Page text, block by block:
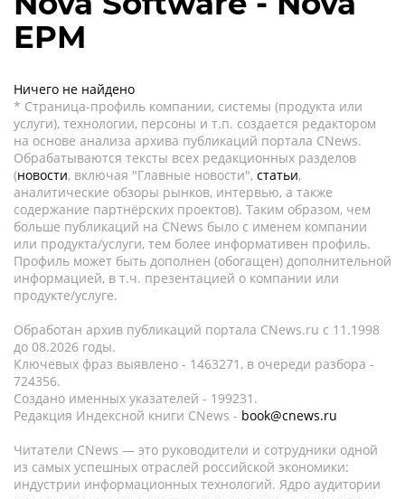
EPM
Ничего не найдено
* Страница-профиль компании, системы (продукта или
услуги), технологии, персоны и т.п. создается редактором
на основе анализа архива публикаций портала CNews.
Обрабатываются тексты всех редакционных разделов
(новости, включая "Главные новости", статьи,
аналитические обзоры рынков, интервью, а также
содержание партнёрских проектов). Таким образом, чем
больше публикаций на CNews было с именем компании
или продукта/услуги, тем более информативен профиль.
Профиль может быть дополнен (обогащен) дополнительной
информацией, в т.ч. презентацией о компании или
продукте/услуге.
Обработан архив публикаций портала CNews.ru c 11.1998
до 08.2026 годы.
Ключевых фраз выявлено - 1463271, в очереди разбора -
724356.
Создано именных указателей - 199231.
Редакция Индексной книги CNews - book@cnews.ru
Читатели CNews — это руководители и сотрудники одной
из самых успешных отраслей российской экономики:
индустрии информационных технологий. Ядро аудитории